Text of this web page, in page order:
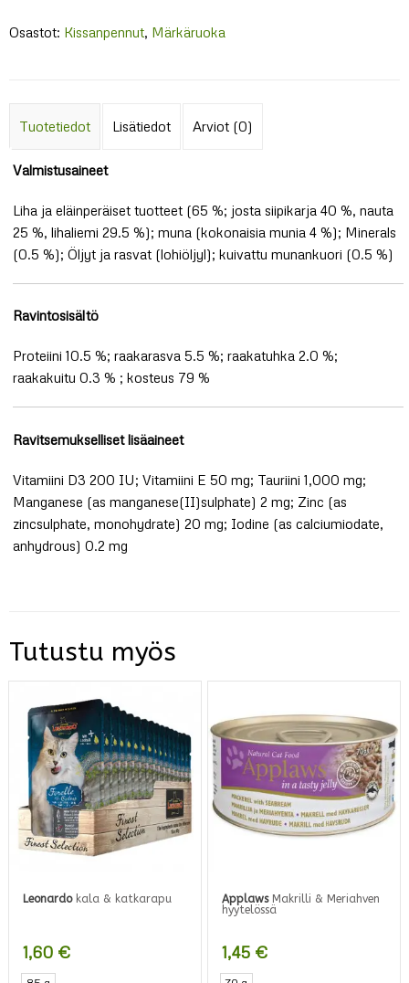
Osastot: Kissanpennut, Märkäruoka
Tuotetiedot Lisätiedot Arviot (0)
Valmistusaineet
Liha ja eläinperäiset tuotteet (65 %; josta siipikarja 40 %, nauta
25 %, lihaliemi 29.5 %); muna (kokonaisia munia 4 %); Minerals
(0.5 %); Öljyt ja rasvat (lohiöljyl); kuivattu munankuori (0.5 %)
Ravintosisältö
Proteiini 10.5 %; raakarasva 5.5 %; raakatuhka 2.0 %;
raakakuitu 0.3 % ; kosteus 79 %
Ravitsemukselliset lisäaineet
Vitamiini D3 200 IU; Vitamiini E 50 mg; Tauriini 1,000 mg;
Manganese (as manganese(II)sulphate) 2 mg; Zinc (as
zincsulphate, monohydrate) 20 mg; Iodine (as calciumiodate,
anhydrous) 0.2 mg
Tutustu myös
Leonardokala & katkarapu
1,60 €
ApplawsMakrilli & Meriahven
hyytelössä
1,45 €